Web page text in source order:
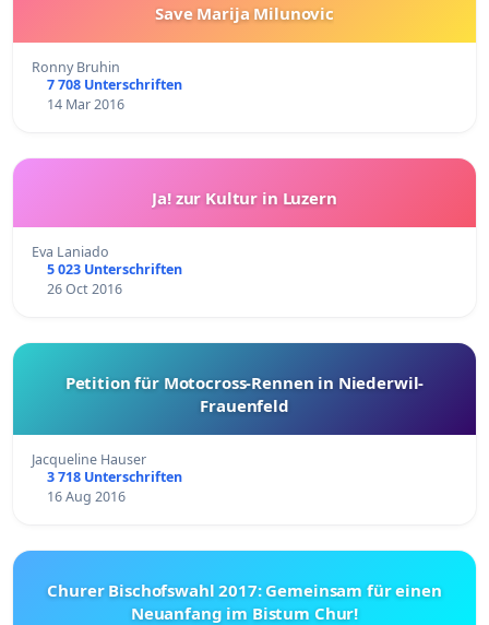
Save Marija Milunovic
Ronny Bruhin
7 708 Unterschriften
14 Mar 2016
Ja! zur Kultur in Luzern
Eva Laniado
5 023 Unterschriften
26 Oct 2016
Petition für Motocross-Rennen in Niederwil-
Frauenfeld
Jacqueline Hauser
3 718 Unterschriften
16 Aug 2016
Churer Bischofswahl 2017: Gemeinsam für einen
Neuanfang im Bistum Chur!